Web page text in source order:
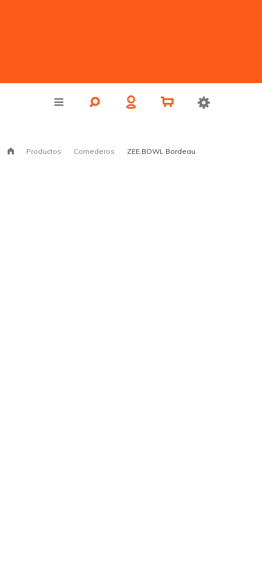
Productos Comederos ZEE.BOWL Bordeau